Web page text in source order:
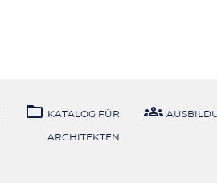
 KATALOG FÜR
ARCHITEKTEN
